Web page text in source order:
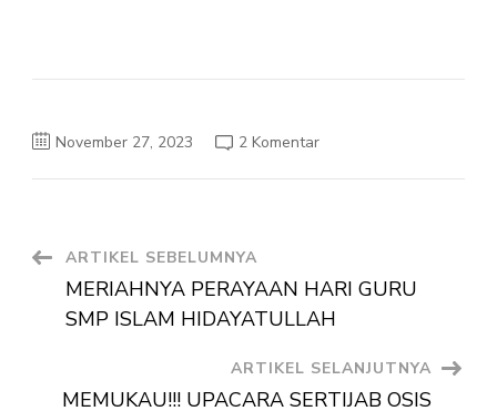
November 27, 2023 2 Komentarpada
PARA
SISWANYA
Navigasi
Artikel
ARTIKEL SEBELUMNYA
MERIAHNYA PERAYAAN HARI GURU
SMP ISLAM HIDAYATULLAH
ARTIKEL SELANJUTNYA
MEMUKAU!!! UPACARA SERTIJAB OSIS